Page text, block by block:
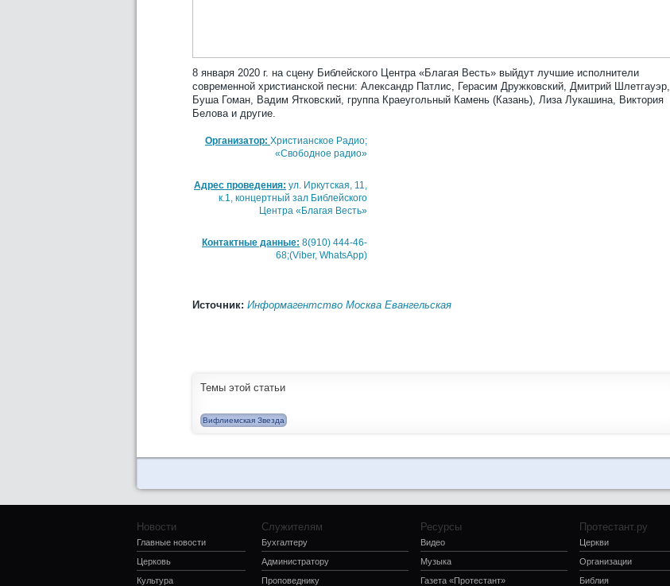
8 января 2020 г. на сцену Библейского Центра «Благая Весть» выйдут лучшие исполнители
современной христианской песни: Александр Патлис, Герасим Дружковский, Дмитрий Шлетгауэр,
Буша Гоман, Вадим Ятковский, группа Краеугольный Камень (Казань), Лиза Лукашина, Виктория
Белова и другие.
Организатор: Христианское Радио;
«Свободное радио»
Адрес проведения: ул. Иркутская, 11,
к.1, концертный зал Библейского
Центра «Благая Весть»
Контактные данные: 8(910) 444-46-
68;(Viber, WhatsApp)
Источник: Информагентство Москва Евангельская
Темы этой статьи
Вифлиемская Звезда
Новости
Главные новости
Церковь
Культура
Служителям
Бухгалтеру
Администратору
Проповеднику
Ресурсы
Видео
Музыка
Газета «Протестант»
Протестант.ру
Церкви
Организации
Библия